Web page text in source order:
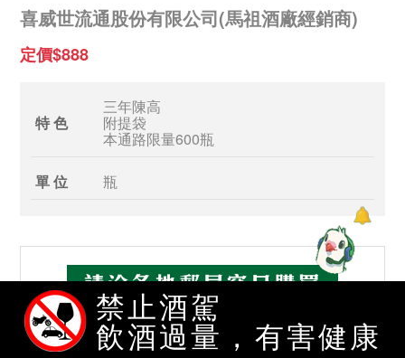
喜威世流通股份有限公司(馬祖酒廠經銷商)
定價$888
特 色
三年陳高
附提袋
本通路限量600瓶
單 位 瓶
禁止酒駕
飲酒過量，有害健康